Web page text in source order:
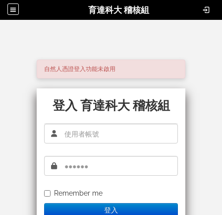
育達科大 稽核組
自然人憑證登入功能未啟用
登入 育達科大 稽核組
Remember me
登入